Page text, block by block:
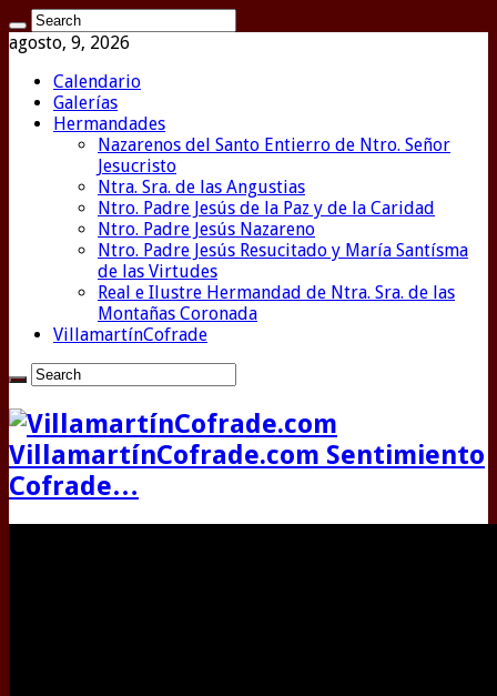
agosto, 9, 2026
Calendario
Galerías
Hermandades
Nazarenos del Santo Entierro de Ntro. Señor
Jesucristo
Ntra. Sra. de las Angustias
Ntro. Padre Jesús de la Paz y de la Caridad
Ntro. Padre Jesús Nazareno
Ntro. Padre Jesús Resucitado y María Santísma
de las Virtudes
Real e Ilustre Hermandad de Ntra. Sra. de las
Montañas Coronada
VillamartínCofrade
VillamartínCofrade.com Sentimiento
Cofrade…